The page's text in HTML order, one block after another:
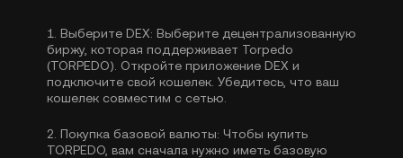
1. Выберите DEX: Выберите децентрализованную
биржу, которая поддерживает Torpedo
(TORPEDO). Откройте приложение DEX и
подключите свой кошелек. Убедитесь, что ваш
кошелек совместим с сетью.
2. Покупка базовой валюты: Чтобы купить
TORPEDO, вам сначала нужно иметь базовую